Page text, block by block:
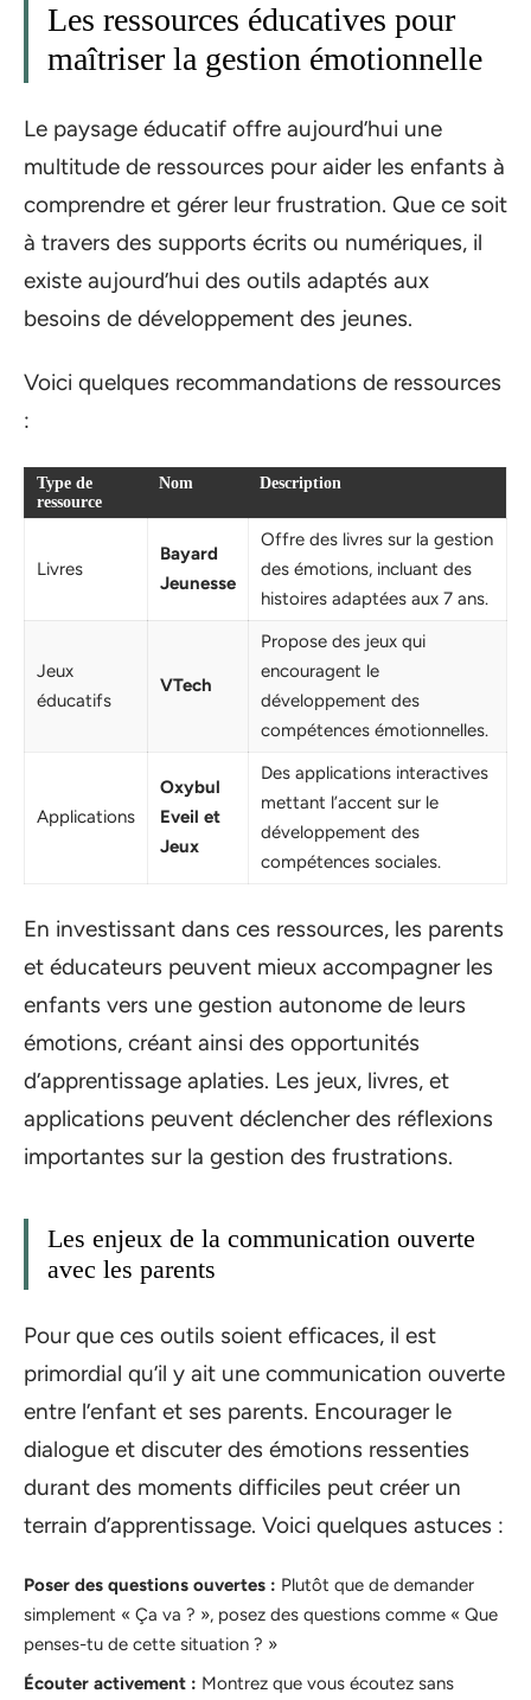
Les ressources éducatives pour
maîtriser la gestion émotionnelle
Le paysage éducatif offre aujourd’hui une
multitude de ressources pour aider les enfants à
comprendre et gérer leur frustration. Que ce soit
à travers des supports écrits ou numériques, il
existe aujourd’hui des outils adaptés aux
besoins de développement des jeunes.
Voici quelques recommandations de ressources
:
Type de
ressource
Nom Description
Livres
Bayard
Jeunesse
Offre des livres sur la gestion
des émotions, incluant des
histoires adaptées aux 7 ans.
Jeux
éducatifs
VTech
Propose des jeux qui
encouragent le
développement des
compétences émotionnelles.
Applications
Oxybul
Eveil et
Jeux
Des applications interactives
mettant l’accent sur le
développement des
compétences sociales.
En investissant dans ces ressources, les parents
et éducateurs peuvent mieux accompagner les
enfants vers une gestion autonome de leurs
émotions, créant ainsi des opportunités
d’apprentissage aplaties. Les jeux, livres, et
applications peuvent déclencher des réflexions
importantes sur la gestion des frustrations.
Les enjeux de la communication ouverte
avec les parents
Pour que ces outils soient efficaces, il est
primordial qu’il y ait une communication ouverte
entre l’enfant et ses parents. Encourager le
dialogue et discuter des émotions ressenties
durant des moments difficiles peut créer un
terrain d’apprentissage. Voici quelques astuces :
Poser des questions ouvertes : Plutôt que de demander
simplement « Ça va ? », posez des questions comme « Que
penses-tu de cette situation ? »
Écouter activement : Montrez que vous écoutez sans